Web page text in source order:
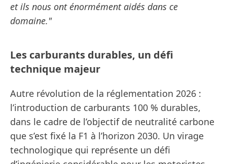
et ils nous ont énormément aidés dans ce
domaine."
Les carburants durables, un défi
technique majeur
Autre révolution de la réglementation 2026 :
l’introduction de carburants 100 % durables,
dans le cadre de l’objectif de neutralité carbone
que s’est fixé la F1 à l’horizon 2030. Un virage
technologique qui représente un défi